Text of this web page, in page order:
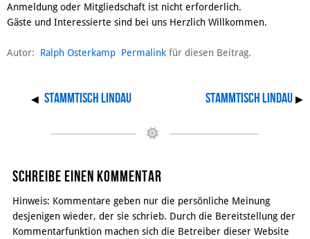
Anmeldung oder Mitgliedschaft ist nicht erforderlich.
Gäste und Interessierte sind bei uns Herzlich Willkommen.
Autor: Ralph Osterkamp Permalink für diesen Beitrag.
◀ Stammtisch Lindau Stammtisch Lindau ▶
Schreibe einen Kommentar
Hinweis: Kommentare geben nur die persönliche Meinung
desjenigen wieder, der sie schrieb. Durch die Bereitstellung der
Kommentarfunktion machen sich die Betreiber dieser Website